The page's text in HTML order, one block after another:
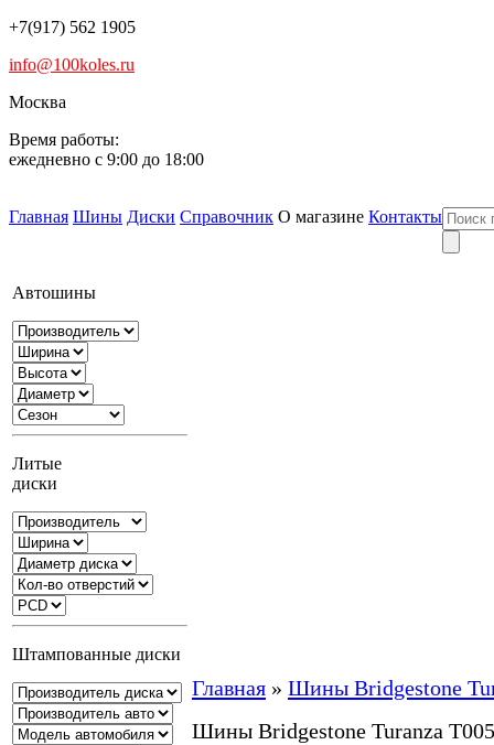
+7(917) 562 1905
info@100koles.ru
Москва
Время работы:
ежедневно с 9:00 до 18:00
Главная Шины Диски Справочник О магазине Контакты
Автошины
Литые
диски
Штампованные диски
Главная » Шины Bridgestone
Шины Bridgestone Turanza T005